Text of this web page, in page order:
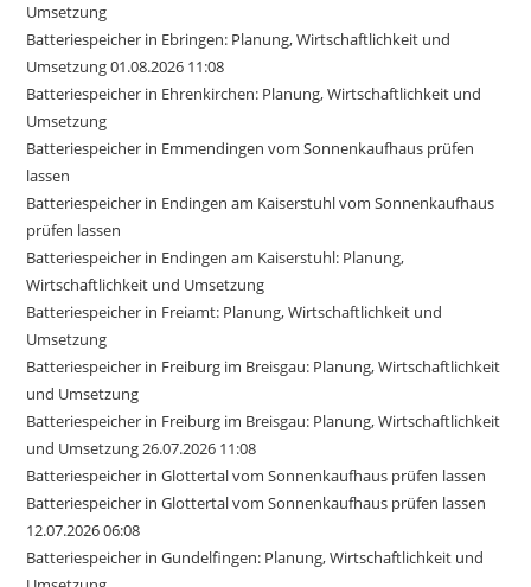
Umsetzung
Batteriespeicher in Ebringen: Planung, Wirtschaftlichkeit und
Umsetzung 01.08.2026 11:08
Batteriespeicher in Ehrenkirchen: Planung, Wirtschaftlichkeit und
Umsetzung
Batteriespeicher in Emmendingen vom Sonnenkaufhaus prüfen
lassen
Batteriespeicher in Endingen am Kaiserstuhl vom Sonnenkaufhaus
prüfen lassen
Batteriespeicher in Endingen am Kaiserstuhl: Planung,
Wirtschaftlichkeit und Umsetzung
Batteriespeicher in Freiamt: Planung, Wirtschaftlichkeit und
Umsetzung
Batteriespeicher in Freiburg im Breisgau: Planung, Wirtschaftlichkeit
und Umsetzung
Batteriespeicher in Freiburg im Breisgau: Planung, Wirtschaftlichkeit
und Umsetzung 26.07.2026 11:08
Batteriespeicher in Glottertal vom Sonnenkaufhaus prüfen lassen
Batteriespeicher in Glottertal vom Sonnenkaufhaus prüfen lassen
12.07.2026 06:08
Batteriespeicher in Gundelfingen: Planung, Wirtschaftlichkeit und